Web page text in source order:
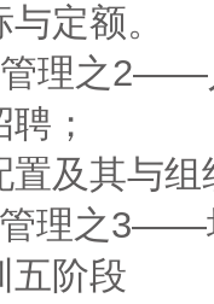
与定额
理之2——
；
置及其与
理之3——
五阶段